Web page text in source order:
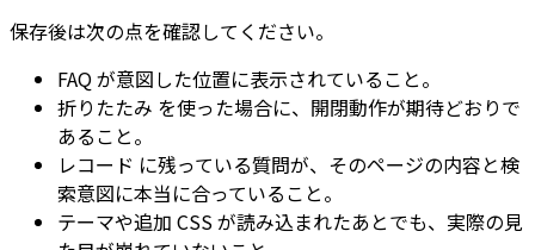
保存後は次の点を確認してください。
FAQ が意図した位置に表示されていること。
折りたたみ を使った場合に、開閉動作が期待どおりで
あること。
レコード に残っている質問が、そのページの内容と検
索意図に本当に合っていること。
テーマや追加 CSS が読み込まれたあとでも、実際の見